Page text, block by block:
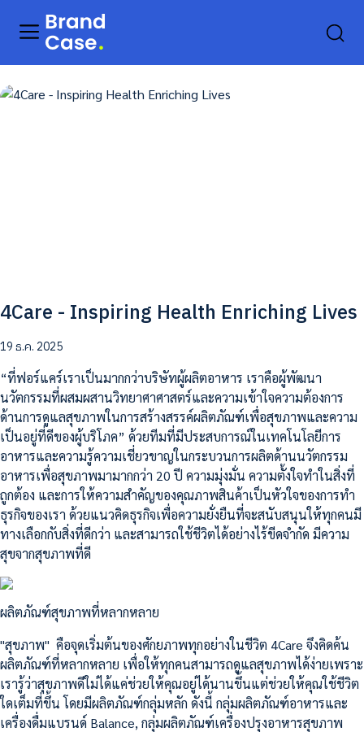
4Care - Inspiring Health Enriching Lives
19 ธ.ค. 2025
“ที่ฟอร์แคร์เราเป็นมากกว่าบริษัทผู้ผลิตอาหาร เราคือผู้พัฒนา
นวัตกรรมที่ผสมผสานวิทยาศาศาสตร์และความเข้าใจความต้องการ
ด้านการดูแลสุขภาพในการสร้างสรรค์ผลิตภัณฑ์เพื่อสุขภาพและความ
เป็นอยู่ที่ดีของผู้บริโภค” ด้วยทีมที่มีประสบการณ์ในเทคโนโลยีการ
อาหารและความรู้ความเชี่ยวขาญในกระบวนการผลิตด้านนวัตกรรม
อาหารเพื่อสุขภาพมามากกว่า 20 ปี ความมุ่งมั่น ความตั้งใจทำในสิ่งที่
ถูกต้อง และการให้ความสำคัญของคุณภาพสินค้าเป็นหัวใจของการทำ
ธุรกิจของเรา ด้วยแนวคิดธุรกิจเพื่อความยั่งยืนที่จะสนับสนุนให้ทุกคนมี
ทางเลือกกับสิ่งที่ดีกว่า และสามารถใช้ชีวิตได้อย่างไร้ขีดจำกัด มีความ
สุขจากสุขภาพที่ดี
ผลิตภัณฑ์สุขภาพที่หลากหลาย
"สุขภาพ" คือจุดเริ่มต้นของศักยภาพทุกอย่างในชีวิต 4Care จึงคิดค้น
ผลิตภัณฑ์ที่หลากหลาย เพื่อให้ทุกคนสามารถดูแลสุขภาพได้ง่ายเพราะ
เรารู้ว่าสุขภาพดีใม่ได้แค่ช่วยให้คุณอยู่ได้นานขึ้นแต่ช่วยให้คุณใช้ชีวิต
ใดเต็มที่ขึ้น โดยมีผลิตภัณฑ์กลุ่มหลัก ดังนี้ กลุ่มผลิตภัณฑ์อาหารและ
เครื่องดื่มแบรนด์ Balance, กลุ่มผลิตภัณฑ์เครื่องปรุงอาหารสุขภาพ